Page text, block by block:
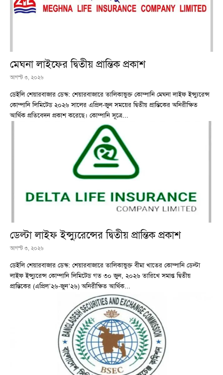
মেঘনা লাইফের দ্বিতীয় প্রান্তিক প্রকাশ
আগস্ট ৩, ২০২৬
ডেইলি শেয়ারবাজার ডেস্ক: শেয়ারবাজারে তালিকাভুক্ত কোম্পানি মেঘনা লাইফ ইন্স্যুরেন্স
কোম্পানি লিমিটেড ২০২৬ সালের এপ্রিল-জুন সময়ের দ্বিতীয় প্রান্তিকের অনিরীক্ষিত
আর্থিক প্রতিবেদন প্রকাশ করেছে। কোম্পানি সূত্রে...
ডেল্টা লাইফ ইন্স্যুরেন্সের দ্বিতীয় প্রান্তিক প্রকাশ
আগস্ট ৩, ২০২৬
ডেইলি শেয়ারবাজার ডেস্ক: শেয়ারবাজারে তালিকাভুক্ত বীমা খাতের কোম্পানি ডেল্টা
লাইফ ইন্স্যুরেন্স কোম্পানি লিমিটেড গত ৩০ জুন, ২০২৬ তারিখে সমাপ্ত দ্বিতীয়
প্রান্তিকের (এপ্রিল’২৬-জুন’২৬) অনিরীক্ষিত আর্থিক...